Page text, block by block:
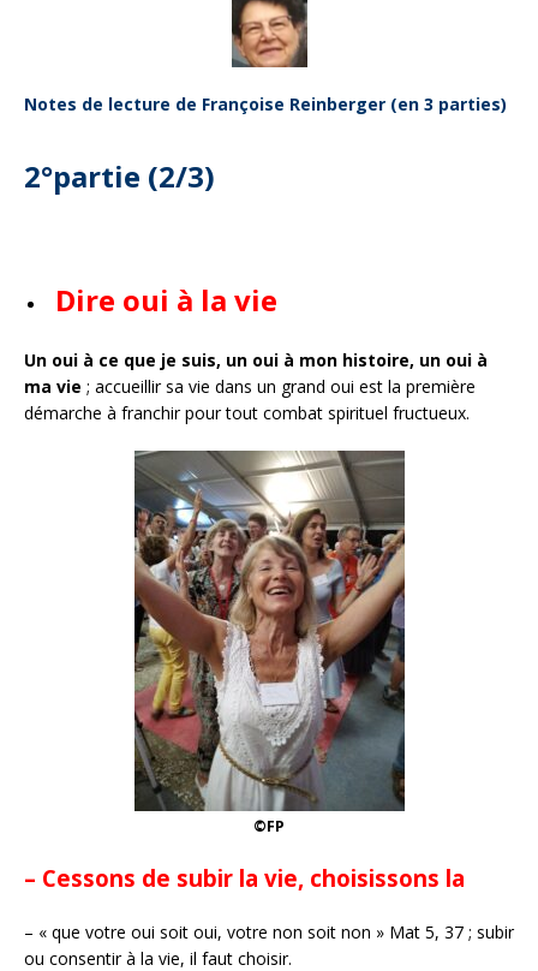
Notes de lecture de Françoise Reinberger (en 3 parties)
2°partie (2/3)
Dire oui à la vie
Un oui à ce que je suis, un oui à mon histoire, un oui à
ma vie ; accueillir sa vie dans un grand oui est la première
démarche à franchir pour tout combat spirituel fructueux.
©FP
– Cessons de subir la vie, choisissons la
– « que votre oui soit oui, votre non soit non » Mat 5, 37 ; subir
ou consentir à la vie, il faut choisir.